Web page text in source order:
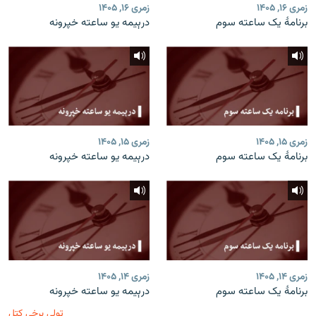
زمری ۱۶, ۱۴۰۵
برنامۀ یک ساعته سوم
زمری ۱۶, ۱۴۰۵
درېیمه یو ساعته خپرونه
زمری ۱۵, ۱۴۰۵
برنامۀ یک ساعته سوم
زمری ۱۵, ۱۴۰۵
درېیمه یو ساعته خپرونه
زمری ۱۴, ۱۴۰۵
برنامۀ یک ساعته سوم
زمری ۱۴, ۱۴۰۵
درېیمه یو ساعته خپرونه